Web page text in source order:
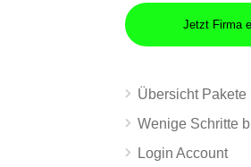
Jetzt Firma
Übersicht Pakete
Wenige Schritte
Login Account